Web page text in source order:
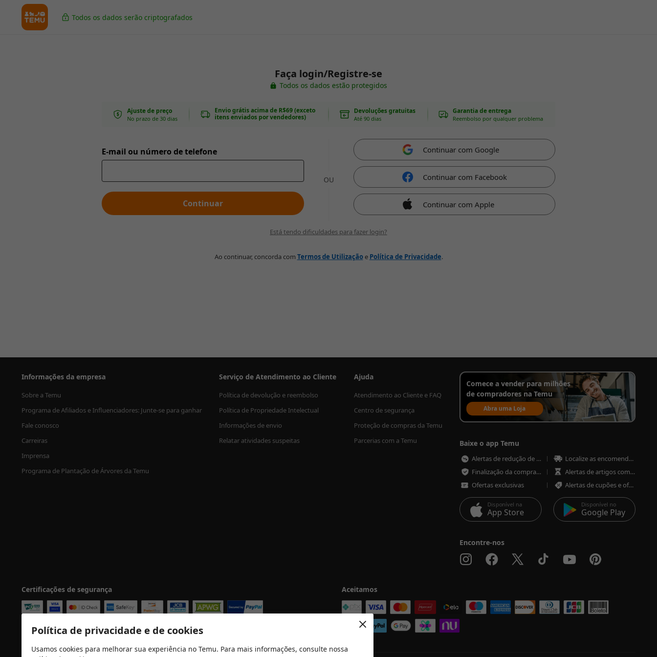
Todos os dados serão criptografados
Faça login/Registre-se
Todos os dados estão protegidos
Ajuste de preço
No prazo de 30 dias
Envio grátis acima de R$69 (exceto
itens enviados por vendedores)
Devoluções gratuitas
Até 90 dias
Garantia de entrega
Reembolso por qualquer problema
E-mail ou número de telefone
Continuar
OU
Continuar com Google
Continuar com Facebook
Continuar com Apple
Está tendo dificuldades para fazer login?
Ao continuar, concorda com Termos de Utilizaçãoe Política de Privacidade.
Informações da empresa
Sobre a Temu
Programa de Afiliados e Influenciadores: Junte-se para ganhar
Fale conosco
Carreiras
Imprensa
Programa de Plantação de Árvores da Temu
Serviço de Atendimento ao Cliente
Política de devolução e reembolso
Política de Propriedade Intelectual
Informações de envio
Relatar atividades suspeitas
Ajuda
Atendimento ao Cliente e FAQ
Centro de segurança
Proteção de compras da Temu
Parcerias com a Temu
Comece a vender para milhões
de compradores na Temu
Abra uma Loja
Baixe o app Temu
Alertas de redução de preço
Localize as encomendas em qualquer altura
Finalização da compra mais rápida e segura
Alertas de artigos com pouco stock
Ofertas exclusivas
Alertas de cupões e ofertas
Disponível na
App Store
Disponível no
Google Play
Encontre-nos
Certificações de segurança Aceitamos
Política de privacidade e de cookies
Usamos cookies para melhorar sua experiência no Temu. Para mais informações, consulte nossa